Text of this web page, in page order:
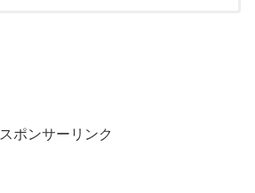
スポンサーリンク